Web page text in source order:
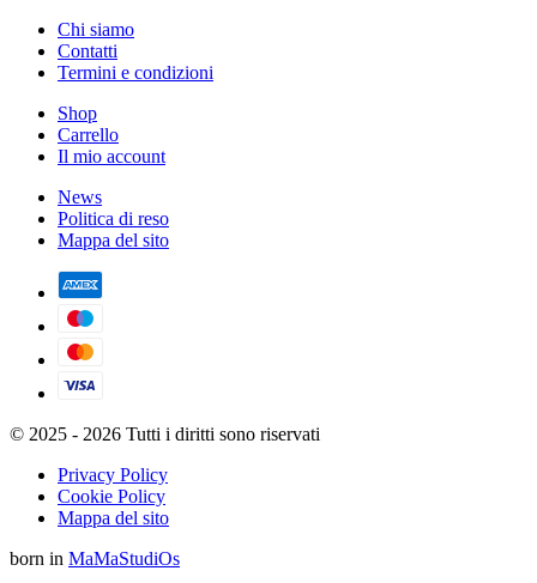
Chi siamo
Contatti
Termini e condizioni
Shop
Carrello
Il mio account
News
Politica di reso
Mappa del sito
© 2025 - 2026 Tutti i diritti sono riservati
Privacy Policy
Cookie Policy
Mappa del sito
born in MaMaStudiOs